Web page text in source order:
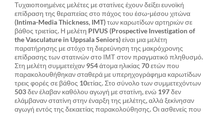
Τυχαιοποιημένες μελέτες με στατίνες έχουν δείξει ευνοϊκή
επίδραση της θεραπείας στο πάχος του έσω-μέσου χιτώνα
(Intima-Media Thickness, IMT) των καρωτίδων αρτηριών σε
βάθος τριετίας. Η μελέτη PIVUS (Prospective Investigation of
the Vasculature in Uppsala Seniors) είναι μια μελέτη
παρατήρησης με στόχο τη διερεύνηση της μακρόχρονης
επίδρασης των στατινών στο ΙΜΤ στον πραγματικό πληθυσμό.
Στη μελέτη συμμετείχαν 954 άτομα ηλικίας 70 ετών που
παρακολουθήθηκαν σταθερά με υπερηχογράφημα καρωτίδων
τρεις φορές σε βάθος 10ετίας. Στο σύνολο των συμμετεχόντων
503 δεν έλαβαν καθόλου αγωγή με στατίνη, ενώ 197 δεν
ελάμβαναν στατίνη στην έναρξη της μελέτης, αλλά ξεκίνησαν
αγωγή εντός της δεκαετίας παρακολούθησης. Οι ασθενείς που